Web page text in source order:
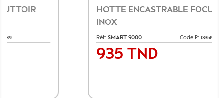
HOTTE ENCASTRABLE FOCUS 90CM
Code P:
935 TND